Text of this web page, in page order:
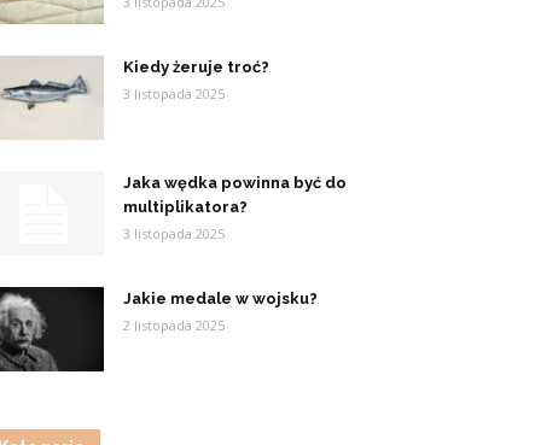
Kiedy żeruje troć?
3 listopada 2025
Jaka wędka powinna być do
multiplikatora?
3 listopada 2025
Jakie medale w wojsku?
2 listopada 2025